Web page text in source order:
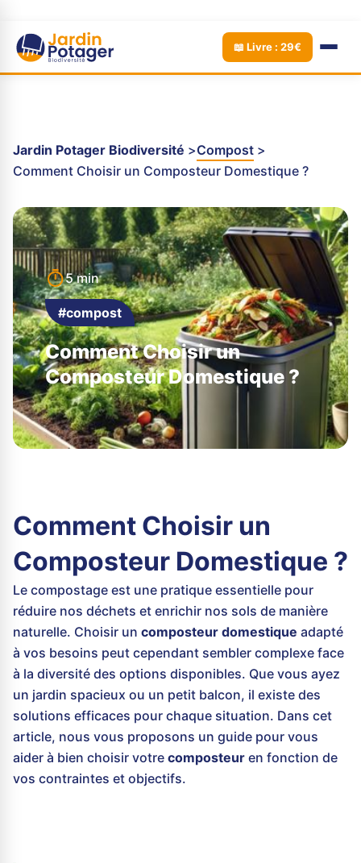
📖 Livre : 29€
Jardin Potager Biodiversité
Compost
Comment Choisir un Composteur Domestique ?
5 min
#compost
Comment Choisir un
Composteur Domestique ?
Comment Choisir un
Composteur Domestique ?
Le compostage est une pratique essentielle pour
réduire nos déchets et enrichir nos sols de manière
naturelle. Choisir un composteur domestique adapté
à vos besoins peut cependant sembler complexe face
à la diversité des options disponibles. Que vous ayez
un jardin spacieux ou un petit balcon, il existe des
solutions efficaces pour chaque situation. Dans cet
article, nous vous proposons un guide pour vous
aider à bien choisir votre composteur en fonction de
vos contraintes et objectifs.